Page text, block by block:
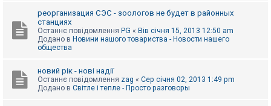
реорганизация СЭС - зоологов не будет в районных
станциях
Останнє повідомлення PG « Вів січня 15, 2013 12:50 am
Додано в Новини нашого товариства - Новости нашего
общества
новий рік - нові надії
Останнє повідомлення zag « Сер січня 02, 2013 1:49 pm
Додано в Світле і тепле - Просто разговоры